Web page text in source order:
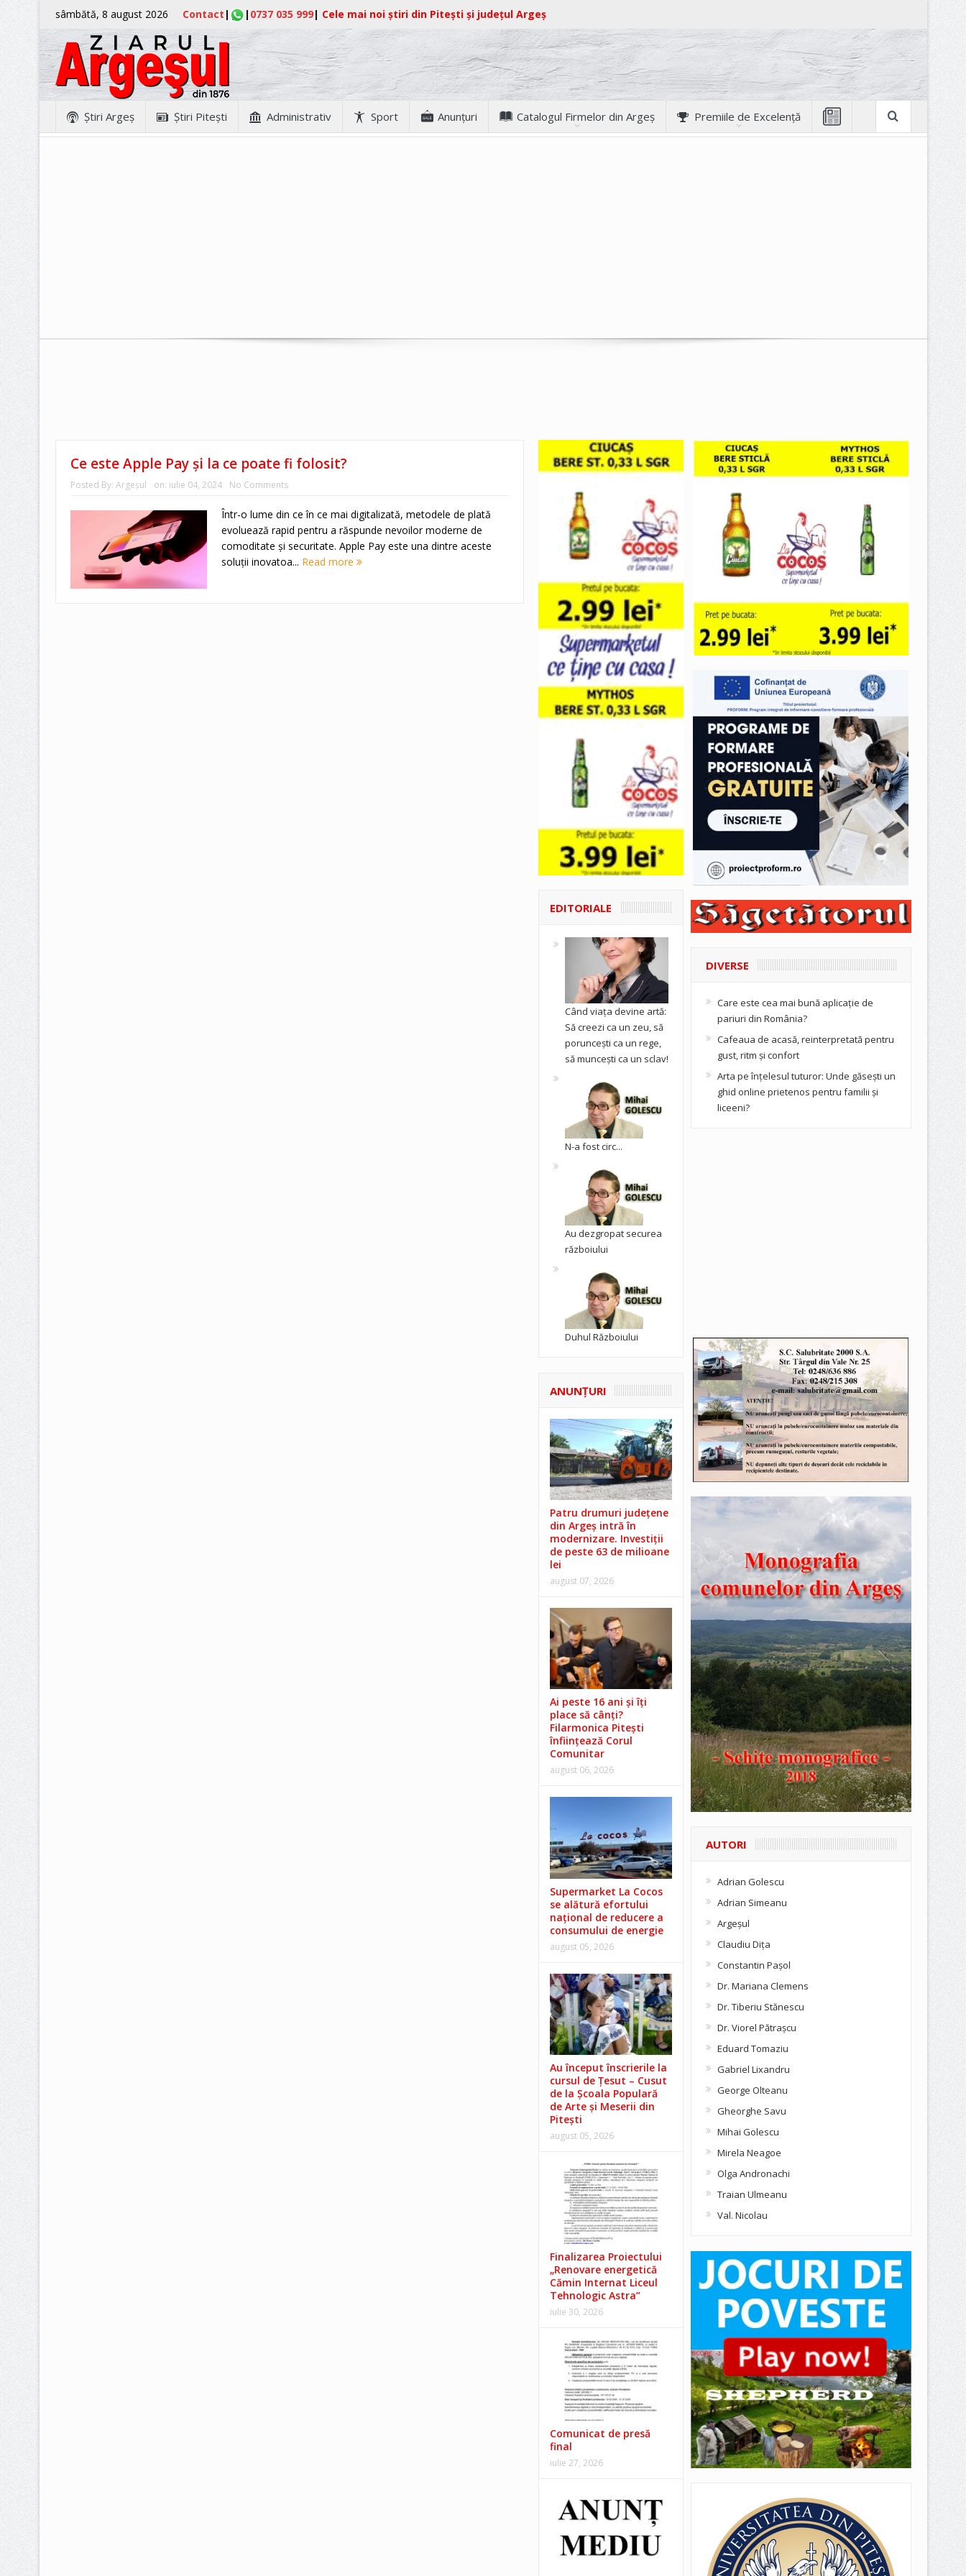
sâmbătă, 8 august 2026 Contact | | 0737 035 999| Cele mai noi știri din Pitești și județul Argeș
Ştiri Argeş Ştiri Piteşti Administrativ Sport Anunţuri Catalogul Firmelor din Argeș Premiile de Excelență
Ce este Apple Pay și la ce poate fi folosit?
Posted By: Argeşul on: iulie 04, 2024 No Comments
Într-o lume din ce în ce mai digitalizată, metodele de plată
evoluează rapid pentru a răspunde nevoilor moderne de
comoditate și securitate. Apple Pay este una dintre aceste
soluții inovatoa... Read more
EDITORIALE
Când viața devine artă:
Să creezi ca un zeu, să
poruncești ca un rege,
să muncești ca un sclav!
N-a fost circ...
Au dezgropat securea
războiului
Duhul Războiului
ANUNŢURI
Patru drumuri județene
din Argeș intră în
modernizare. Investiții
de peste 63 de milioane
lei
august 07, 2026
Ai peste 16 ani și îți
place să cânți?
Filarmonica Pitești
înființează Corul
Comunitar
august 06, 2026
Supermarket La Cocos
se alătură efortului
național de reducere a
consumului de energie
august 05, 2026
Au început înscrierile la
cursul de Țesut – Cusut
de la Școala Populară
de Arte și Meserii din
Pitești
august 05, 2026
Finalizarea Proiectului
„Renovare energetică
Cămin Internat Liceul
Tehnologic Astra”
iulie 30, 2026
Comunicat de presă
final
iulie 27, 2026
DIVERSE
Care este cea mai bună aplicație de
pariuri din România?
Cafeaua de acasă, reinterpretată pentru
gust, ritm și confort
Arta pe înțelesul tuturor: Unde găsești un
ghid online prietenos pentru familii și
liceeni?
AUTORI
Adrian Golescu
Adrian Simeanu
Argeşul
Claudiu Diţa
Constantin Pașol
Dr. Mariana Clemens
Dr. Tiberiu Stănescu
Dr. Viorel Pătraşcu
Eduard Tomaziu
Gabriel Lixandru
George Olteanu
Gheorghe Savu
Mihai Golescu
Mirela Neagoe
Olga Andronachi
Traian Ulmeanu
Val. Nicolau